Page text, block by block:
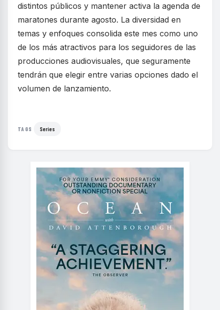
distintos públicos y mantener activa la agenda de
maratones durante agosto. La diversidad en
temas y enfoques consolida este mes como uno
de los más atractivos para los seguidores de las
producciones audiovisuales, que seguramente
tendrán que elegir entre varias opciones dado el
volumen de lanzamiento.
TAGS Series